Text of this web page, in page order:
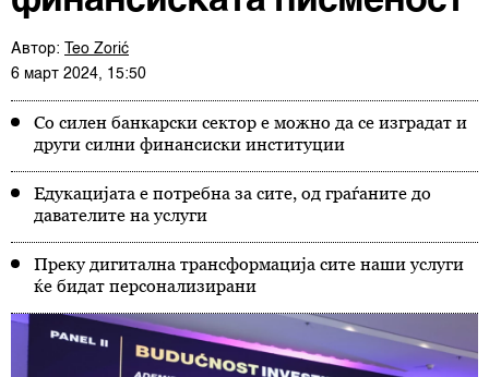
Автор:
Teo Zorić
6 март 2024, 15:50
Со силен банкарски сектор е можно да се изградат и
други силни финансиски институции
Едукацијата е потребна за сите, од граѓаните до
давателите на услуги
Преку дигитална трансформација сите наши услуги
ќе бидат персонализирани